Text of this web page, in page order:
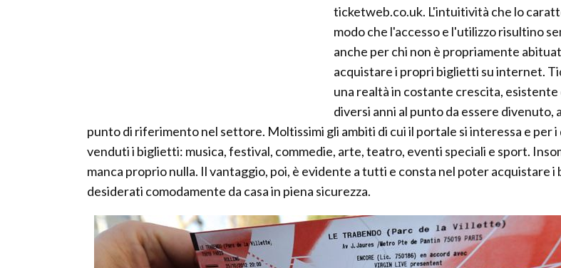
ticketweb.co.uk. L'intuitività che lo
modo che l'accesso e l'utilizzo risultino
anche per chi non è propriamente
acquistare i propri biglietti su internet.
una realtà in costante crescita, esistente
diversi anni al punto da essere divenuto,
punto di riferimento nel settore. Moltissimi gli ambiti di cui il portale si interessa e per i
venduti i biglietti: musica, festival, commedie, arte, teatro, eventi speciali e sport.
manca proprio nulla. Il vantaggio, poi, è evidente a tutti e consta nel poter acquistare i
desiderati comodamente da casa in piena sicurezza.